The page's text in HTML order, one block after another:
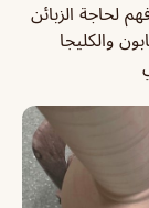
لحاجة الزبائن
والكليجا